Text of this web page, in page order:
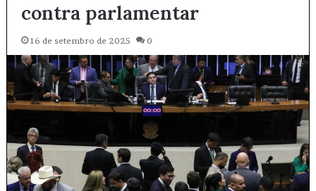
contra parlamentar
16 de setembro de 2025 0